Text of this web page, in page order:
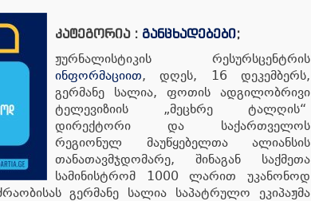
კატეგორია : განცხადებები;
ჟურნალისტიკის რესურსცენტრის
ინფორმაციით, დღეს, 16 დეკემბერს,
გერმანე სალია, ფოთის ადგილობრივი
ტელევიზიის „მეცხრე ტალღის“
დირექტორი და საქართველოს
რეგიონულ მაუწყებელთა ალიანსის
თანათავმჯდომარე, შინაგან საქმეთა
სამინისტრომ 1000 ლარით უკანონოდ
გერმანე სალია საპატრულო ეკიპაჟმა